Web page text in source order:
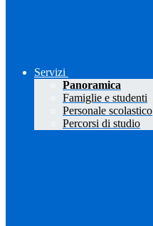
Servizi
Panoramica
Famiglie e studenti
Personale scolastico
Percorsi di studio